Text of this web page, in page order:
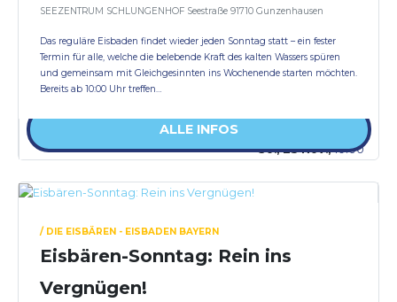
SEEZENTRUM SCHLUNGENHOF Seestraße 91710 Gunzenhausen
Das reguläre Eisbaden findet wieder jeden Sonntag statt – ein fester
Termin für alle, welche die belebende Kraft des kalten Wassers spüren
und gemeinsam mit Gleichgesinnten ins Wochenende starten möchten.
Bereits ab 10:00 Uhr treffen…
So., 23 Nov.,10:00
ALLE INFOS
/ DIE EISBÄREN - EISBADEN BAYERN
Eisbären-Sonntag: Rein ins
Vergnügen!